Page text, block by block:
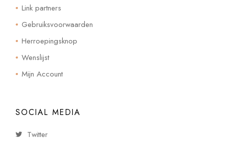
Link partners
Gebruiksvoorwaarden
Herroepingsknop
Wenslijst
Mijn Account
SOCIAL MEDIA
Twitter